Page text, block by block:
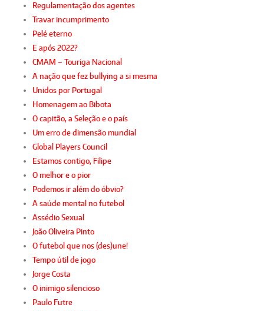
Regulamentação dos agentes
Travar incumprimento
Pelé eterno
E após 2022?
CMAM – Touriga Nacional
A nação que fez bullying a si mesma
Unidos por Portugal
Homenagem ao Bibota
O capitão, a Seleção e o país
Um erro de dimensão mundial
Global Players Council
Estamos contigo, Filipe
O melhor e o pior
Podemos ir além do óbvio?
A saúde mental no futebol
Assédio Sexual
João Oliveira Pinto
O futebol que nos (des)une!
Tempo útil de jogo
Jorge Costa
O inimigo silencioso
Paulo Futre